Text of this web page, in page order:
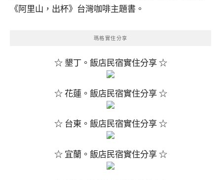
《阿里山，出杯》台灣咖啡主題書。
瑪格實住分享
☆ 墾丁。飯店民宿實住分享 ☆
☆ 花蓮。飯店民宿實住分享 ☆
☆ 台東。飯店民宿實住分享 ☆
☆ 宜蘭。飯店民宿實住分享 ☆